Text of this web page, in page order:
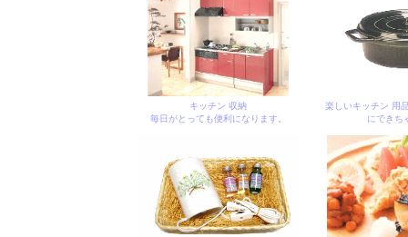
キッチン 収納
毎日がとっても便利になります。
楽しいキッチン 用
にできち